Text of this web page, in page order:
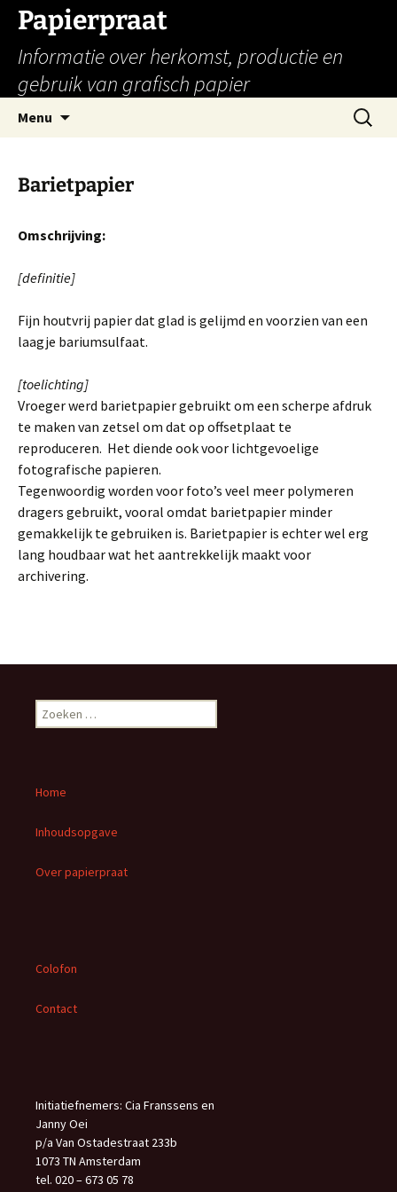
Papierpraat
Informatie over herkomst, productie en
gebruik van grafisch papier
Menu
inhoud
Zoeken
naar:
Barietpapier
Omschrijving:
[definitie]
Fijn houtvrij papier dat glad is gelijmd en voorzien van een
laagje bariumsulfaat.
[toelichting]
Vroeger werd barietpapier gebruikt om een scherpe afdruk
te maken van zetsel om dat op offsetplaat te
reproduceren. Het diende ook voor lichtgevoelige
fotografische papieren.
Tegenwoordig worden voor foto’s veel meer polymeren
dragers gebruikt, vooral omdat barietpapier minder
gemakkelijk te gebruiken is. Barietpapier is echter wel erg
lang houdbaar wat het aantrekkelijk maakt voor
archivering.
o
n
a
r
Home
Inhoudsopgave
Over papierpraat
Colofon
Contact
Initiatiefnemers: Cia Franssens en
Janny Oei
p/a Van Ostadestraat 233b
1073 TN Amsterdam
tel. 020 – 673 05 78